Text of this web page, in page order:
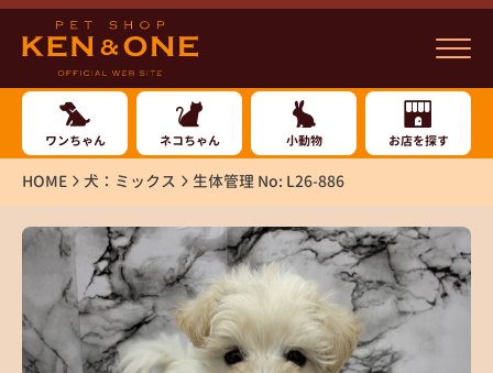
ワンちゃん ネコちゃん 小動物 お店を探す
HOME 犬：ミックス 生体管理 No: L26-886